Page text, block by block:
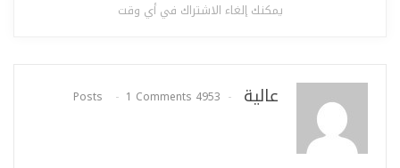
يمكنك إلغاء الاشتراك في أي وقت
عالية 4953 Posts
1 Comments